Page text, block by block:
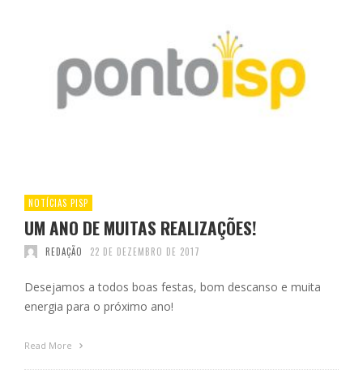
NOTÍCIAS PISP
UM ANO DE MUITAS REALIZAÇÕES!
REDAÇÃO 22 DE DEZEMBRO DE 2017
Desejamos a todos boas festas, bom descanso e muita
energia para o próximo ano!
Read More